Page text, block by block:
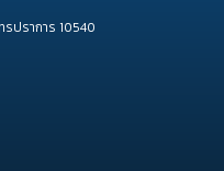
ปราการ 10540